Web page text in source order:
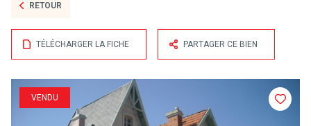
RETOUR
TÉLÉCHARGER LA FICHE PARTAGER CE BIEN
VENDU